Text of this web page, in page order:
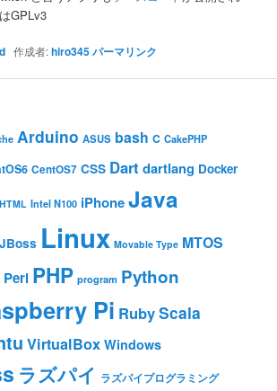
GPLv3
作成者:hiro345パーマリンク
Arduino ASUS bash C CakePHP
CentOS7 CSS Dart dartlang Docker
HTML Intel N100 iPhoneJava
JBoss Linux Movable Type MTOS
Perl PHP program Python
Pi RubyScala
VirtualBox Windows
ラズパイ ラズパイプログラミング